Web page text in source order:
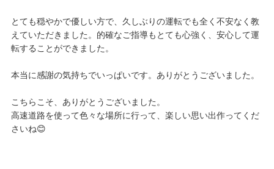
とても穏やかで優しい方で、久しぶりの運転でも全く不安なく教
えていただきました。的確なご指導もとても心強く、安心して運
転することができました。
本当に感謝の気持ちでいっぱいです。ありがとうございました。
こちらこそ、ありがとうございました。
高速道路を使って色々な場所に行って、楽しい思い出作ってくだ
さいね😊